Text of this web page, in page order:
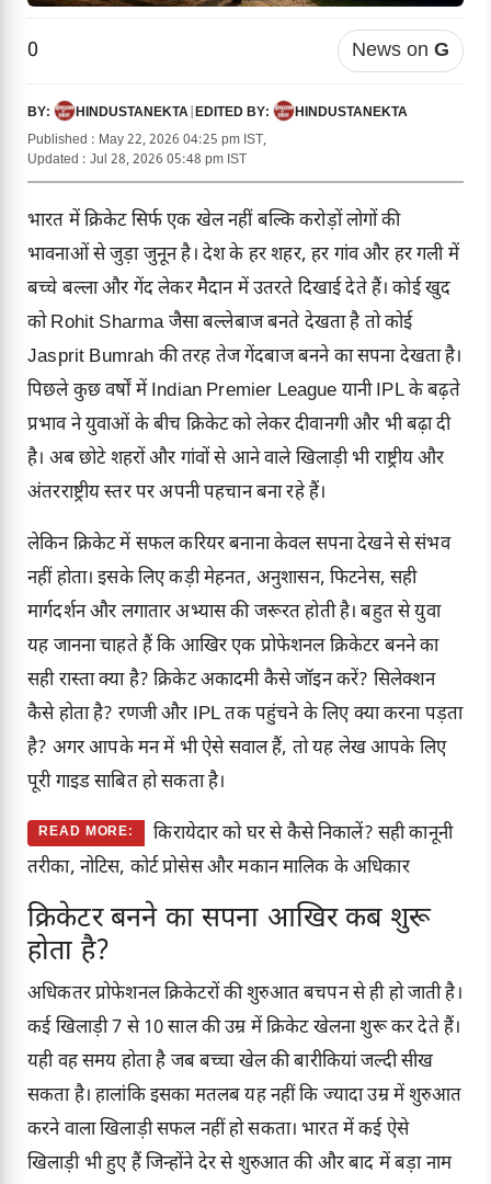
0 News on G
BY: HINDUSTANEKTA EDITED BY:
HINDUSTANEKTA
Published : May 22, 2026 04:25 pm IST,
Updated : Jul 28, 2026 05:48 pm IST
भारत में क्रिकेट सिर्फ एक खेल नहीं बल्कि करोड़ों लोगों की
भावनाओं से जुड़ा जुनून है। देश के हर शहर, हर गांव और हर गली में
बच्चे बल्ला और गेंद लेकर मैदान में उतरते दिखाई देते हैं। कोई खुद
को Rohit Sharma जैसा बल्लेबाज बनते देखता है तो कोई
Jasprit Bumrah की तरह तेज गेंदबाज बनने का सपना देखता है।
पिछले कुछ वर्षों में Indian Premier League यानी IPL के बढ़ते
प्रभाव ने युवाओं के बीच क्रिकेट को लेकर दीवानगी और भी बढ़ा दी
है। अब छोटे शहरों और गांवों से आने वाले खिलाड़ी भी राष्ट्रीय और
अंतरराष्ट्रीय स्तर पर अपनी पहचान बना रहे हैं।
लेकिन क्रिकेट में सफल करियर बनाना केवल सपना देखने से संभव
नहीं होता। इसके लिए कड़ी मेहनत, अनुशासन, फिटनेस, सही
मार्गदर्शन और लगातार अभ्यास की जरूरत होती है। बहुत से युवा
यह जानना चाहते हैं कि आखिर एक प्रोफेशनल क्रिकेटर बनने का
सही रास्ता क्या है? क्रिकेट अकादमी कैसे जॉइन करें? सिलेक्शन
कैसे होता है? रणजी और IPL तक पहुंचने के लिए क्या करना पड़ता
है? अगर आपके मन में भी ऐसे सवाल हैं, तो यह लेख आपके लिए
पूरी गाइड साबित हो सकता है।
READ MORE:
किरायेदार को घर से कैसे निकालें? सही कानूनी
तरीका, नोटिस, कोर्ट प्रोसेस और मकान मालिक के अधिकार
क्रिकेटर बनने का सपना आखिर कब शुरू
होता है?
अधिकतर प्रोफेशनल क्रिकेटरों की शुरुआत बचपन से ही हो जाती है।
कई खिलाड़ी 7 से 10 साल की उम्र में क्रिकेट खेलना शुरू कर देते हैं।
यही वह समय होता है जब बच्चा खेल की बारीकियां जल्दी सीख
सकता है। हालांकि इसका मतलब यह नहीं कि ज्यादा उम्र में शुरुआत
करने वाला खिलाड़ी सफल नहीं हो सकता। भारत में कई ऐसे
खिलाड़ी भी हुए हैं जिन्होंने देर से शुरुआत की और बाद में बड़ा नाम